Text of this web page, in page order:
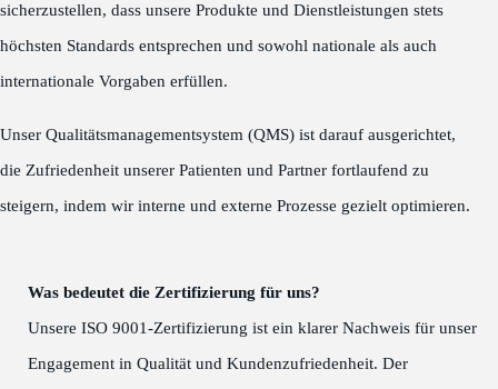
sicherzustellen, dass unsere Produkte und Dienstleistungen stets
höchsten Standards entsprechen und sowohl nationale als auch
internationale Vorgaben erfüllen.
Unser Qualitätsmanagementsystem (QMS) ist darauf ausgerichtet,
die Zufriedenheit unserer Patienten und Partner fortlaufend zu
steigern, indem wir interne und externe Prozesse gezielt optimieren.
Was bedeutet die Zertifizierung für uns?
Unsere ISO 9001-Zertifizierung ist ein klarer Nachweis für unser
Engagement in Qualität und Kundenzufriedenheit. Der